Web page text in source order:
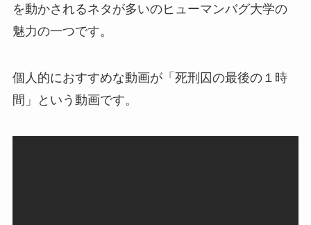
を動かされるネタが多いのヒューマンバグ大学の
魅力の一つです。
個人的におすすめな動画が「死刑囚の最後の１時
間」という動画です。